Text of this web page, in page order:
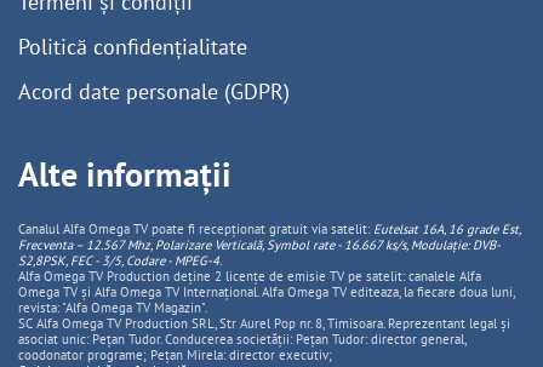
Politică confidențialitate
Acord date personale (GDPR)
Alte informații
Canalul Alfa Omega TV poate fi recepționat gratuit via satelit: Eutelsat 16A, 16 grade Est,
Frecventa – 12.567 Mhz, PolarizareVerticală, Symbol rate - 16.667 ks/s, Modulație: DVB-
S2,8PSK, FEC - 3/5, Codare - MPEG-4.
Alfa Omega TV Production deține 2 licențe de emisie TV pe satelit: canalele Alfa
Omega TV și Alfa Omega TV Internațional. Alfa Omega TV editeaza, la fiecare doua luni,
revista: "Alfa Omega TV Magazin".
SC Alfa Omega TV Production SRL, Str Aurel Pop nr. 8, Timisoara. Reprezentant legal și
asociat unic: Pețan Tudor. Conducerea societății: Pețan Tudor: director general,
coodonator programe; Pețan Mirela: director executiv;